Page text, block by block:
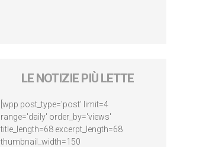
LE NOTIZIE PIÙ LETTE
[wpp post_type='post' limit=4
range='daily' order_by='views'
title_length=68 excerpt_length=68
thumbnail_width=150